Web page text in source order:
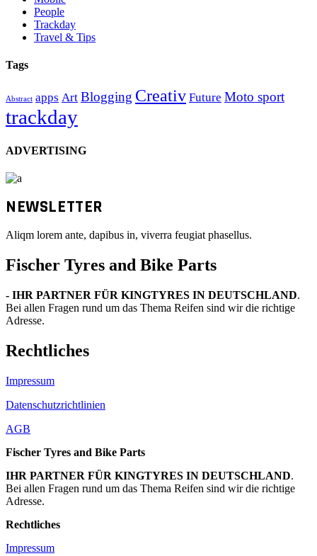
People
Trackday
Travel & Tips
Tags
Abstract apps Art Blogging Creativ Future Moto sport
trackday
ADVERTISING
NEWSLETTER
Aliqm lorem ante, dapibus in, viverra feugiat phasellus.
Fischer Tyres and Bike Parts
- IHR PARTNER FÜR KINGTYRES IN DEUTSCHLAND.
Bei allen Fragen rund um das Thema Reifen sind wir die richtige
Adresse.
Rechtliches
Impressum
Datenschutzrichtlinien
AGB
Fischer Tyres and Bike Parts
IHR PARTNER FÜR KINGTYRES IN DEUTSCHLAND.
Bei allen Fragen rund um das Thema Reifen sind wir die richtige
Adresse.
Rechtliches
Impressum